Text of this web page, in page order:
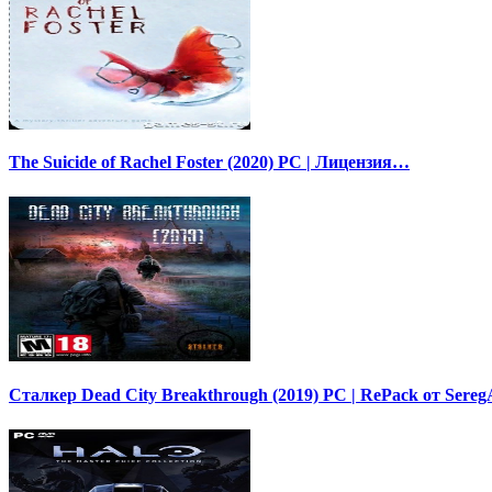
The Suicide of Rachel Foster (2020) PC | Лицензия…
Сталкер Dead City Breakthrough (2019) PC | RePack от